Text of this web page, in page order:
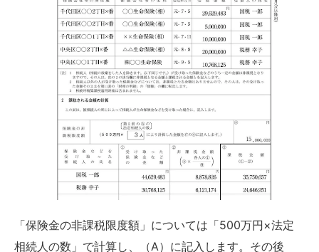
「保険金の非課税限度額」については「500万円×法定
相続人の数」で計算し、（A）に記入します。その後